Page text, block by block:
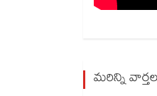
మరిన్ని